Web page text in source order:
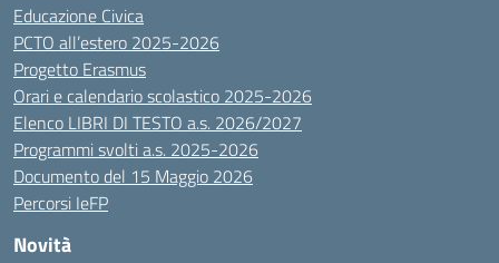
Educazione Civica
PCTO all’estero 2025-2026
Progetto Erasmus
Orari e calendario scolastico 2025-2026
Elenco LIBRI DI TESTO a.s. 2026/2027
Programmi svolti a.s. 2025-2026
Documento del 15 Maggio 2026
Percorsi IeFP
Novità